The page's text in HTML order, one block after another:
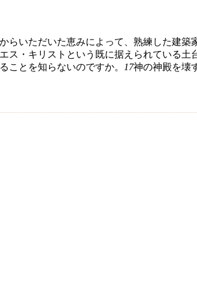
らいただいた恵みによって、熟練した建築
ス・キリストという既に据えられている土
ことを知らないのですか。 17神の神殿を壊